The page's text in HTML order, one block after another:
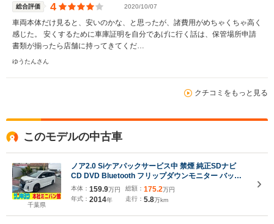
総合評価 4 2020/10/07
車両本体だけ見ると、安いのかな、と思ったが、諸費用がめちゃくちゃ高く
感じた。 安くするために車庫証明を自分であげに行く話は、保管場所申請
書類が揃ったら店舗に持ってきてくだ…
ゆうたんさん
クチコミをもっと見る
このモデルの中古車
千葉県
ノア2.0 Siケアパックサービス中 禁煙 純正SDナビ
CD DVD Bluetooth フリップダウンモニター バック
カメラ ETC 両側電動スライド LEDオートライト スマ
ートキー デュアルオートAC ロールサンシェード フ
ォグランプ アルミ
本体： 159.9万円
年式： 2014年
総額： 175.2万円
走行： 5.8万km